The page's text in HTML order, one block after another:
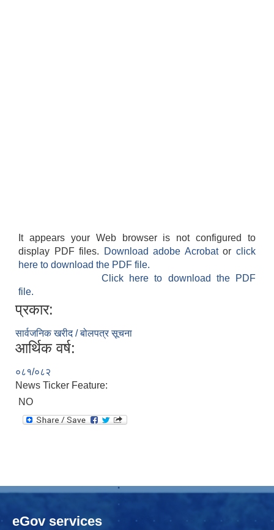
It appears your Web browser is not configured to
display PDF files.
Download adobe Acrobatorclick
here to download the PDF file.
Click here to download the PDF
file.
प्रकार:
सार्वजनिक खरीद / बोलपत्र सूचना
आर्थिक वर्ष:
०८१/०८२
News Ticker Feature:
NO
eGov services